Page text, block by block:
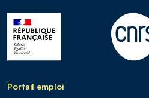
Portail emploi